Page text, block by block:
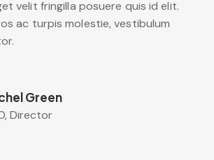
velit fringilla posuere quis id elit.
ac turpis molestie, vestibulum
Green
Director